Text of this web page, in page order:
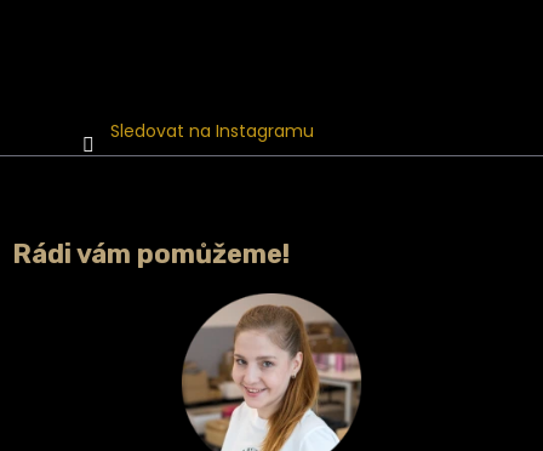
Sledovat na Instagramu
Rádi vám pomůžeme!